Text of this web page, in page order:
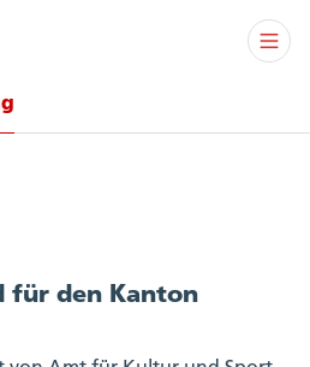
den Kanton